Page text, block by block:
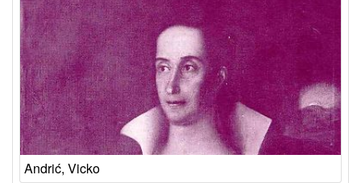
Andrić, Vicko